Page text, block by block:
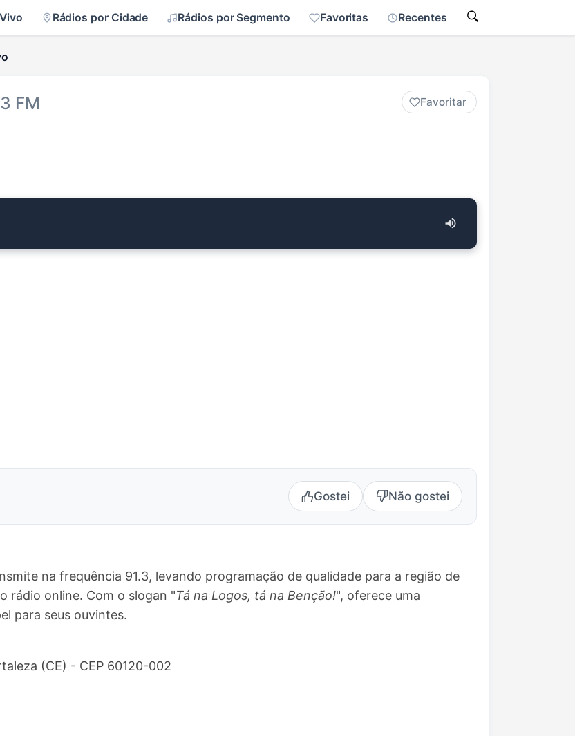
Rádios por Cidade Rádios por Segmento Favoritas Recentes
FM Favoritar
Gostei Não gostei
na frequência 91.3, levando programação de qualidade para a região de
rádio online. Com o slogan "Tá na Logos, tá na Benção!", oferece uma
para seus ouvintes.
(CE) - CEP 60120-002